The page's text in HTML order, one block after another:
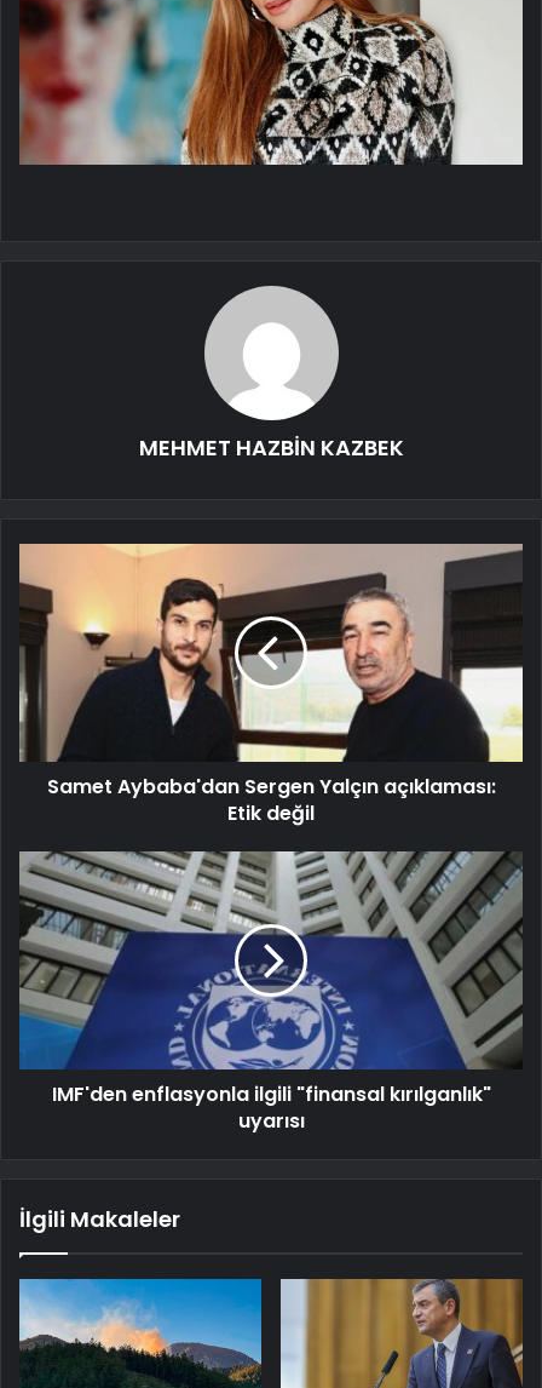
MEHMET HAZBİN KAZBEK
Samet Aybaba'dan Sergen Yalçın açıklaması:
Etik değil
IMF'den enflasyonla ilgili "finansal kırılganlık"
uyarısı
İlgili Makaleler